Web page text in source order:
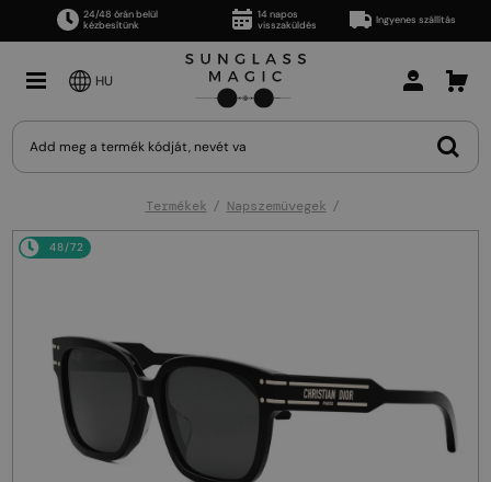
24/48 órán belül
kézbesítünk
14 napos
visszaküldés
Ingyenes szállítás
HU
Termékek Napszemüvegek
48/72